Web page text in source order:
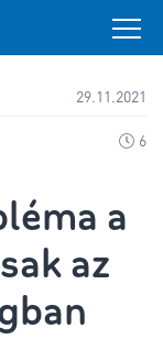
29.11.2021
6
a
az